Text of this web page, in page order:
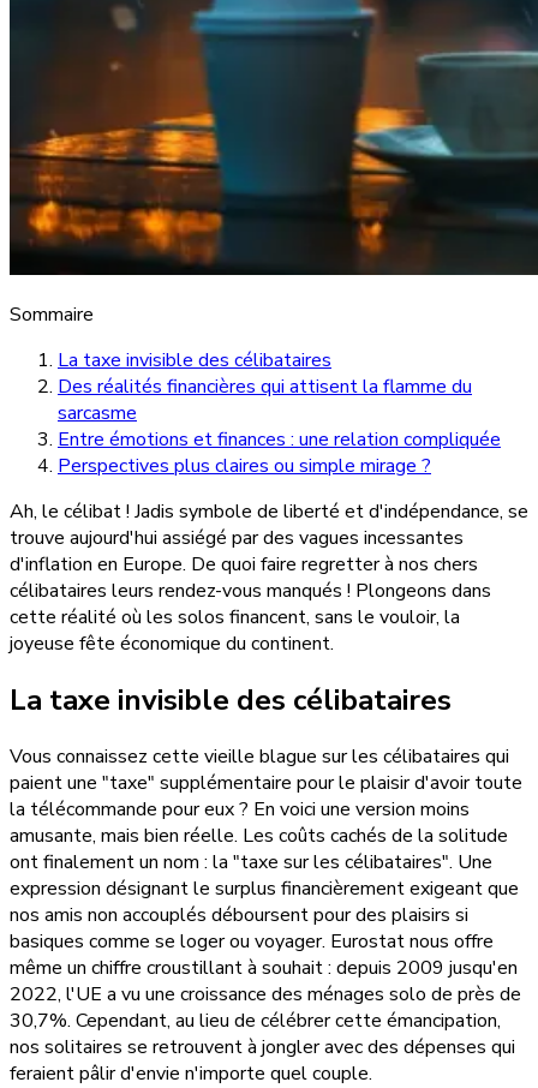
Sommaire
La taxe invisible des célibataires
Des réalités financières qui attisent la flamme du
sarcasme
Entre émotions et finances : une relation compliquée
Perspectives plus claires ou simple mirage ?
Ah, le célibat ! Jadis symbole de liberté et d'indépendance, se
trouve aujourd'hui assiégé par des vagues incessantes
d'inflation en Europe. De quoi faire regretter à nos chers
célibataires leurs rendez-vous manqués ! Plongeons dans
cette réalité où les solos financent, sans le vouloir, la
joyeuse fête économique du continent.
La taxe invisible des célibataires
Vous connaissez cette vieille blague sur les célibataires qui
paient une "taxe" supplémentaire pour le plaisir d'avoir toute
la télécommande pour eux ? En voici une version moins
amusante, mais bien réelle. Les coûts cachés de la solitude
ont finalement un nom : la "taxe sur les célibataires". Une
expression désignant le surplus financièrement exigeant que
nos amis non accouplés déboursent pour des plaisirs si
basiques comme se loger ou voyager. Eurostat nous offre
même un chiffre croustillant à souhait : depuis 2009 jusqu'en
2022, l'UE a vu une croissance des ménages solo de près de
30,7%. Cependant, au lieu de célébrer cette émancipation,
nos solitaires se retrouvent à jongler avec des dépenses qui
feraient pâlir d'envie n'importe quel couple.